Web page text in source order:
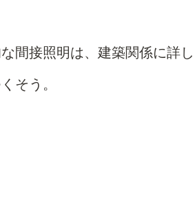
間接照明は、建築関係に詳
そう。